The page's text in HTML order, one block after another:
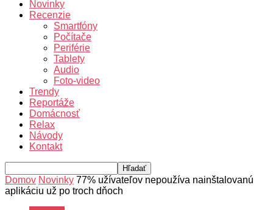
Novinky
Recenzie
Smartfóny
Počítače
Periférie
Tablety
Audio
Foto-video
Trendy
Reportáže
Domácnosť
Relax
Návody
Kontakt
Domov Novinky 77% užívateľov nepoužíva nainštalovanú
aplikáciu už po troch dňoch